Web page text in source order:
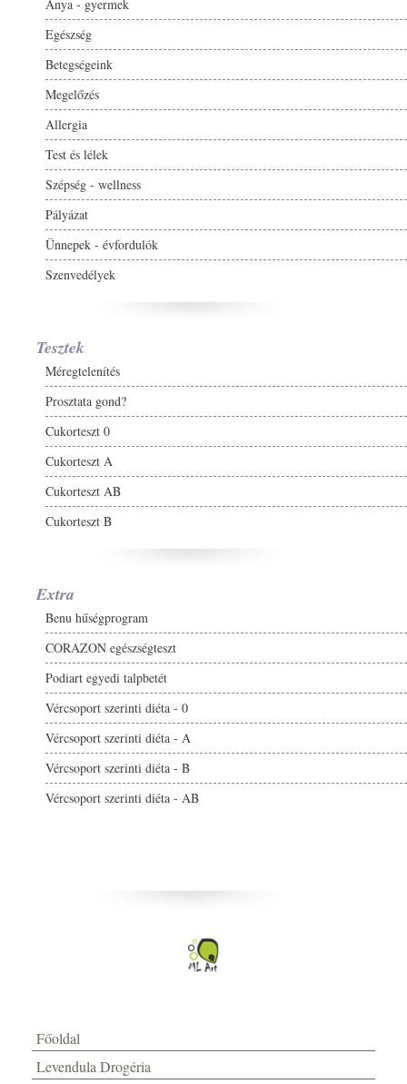
Anya - gyermek
Egészség
Betegségeink
Megelőzés
Allergia
Test és lélek
Szépség - wellness
Pályázat
Ünnepek - évfordulók
Szenvedélyek
Tesztek
Méregtelenítés
Prosztata gond?
Cukorteszt 0
Cukorteszt A
Cukorteszt AB
Cukorteszt B
Extra
Benu hűségprogram
CORAZON egészségteszt
Podiart egyedi talpbetét
Vércsoport szerinti diéta - 0
Vércsoport szerinti diéta - A
Vércsoport szerinti diéta - B
Vércsoport szerinti diéta - AB
Főoldal
Levendula Drogéria